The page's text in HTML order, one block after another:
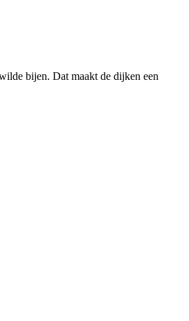
bijen. Dat maakt de dijken een